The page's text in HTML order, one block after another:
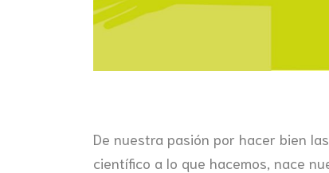
De nuestra pasión por hacer bien
científico a lo que hacemos, nace